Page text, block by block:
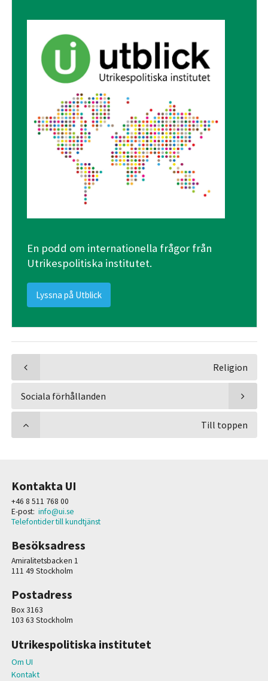
En podd om internationella frågor från
Utrikespolitiska institutet.
Lyssna på Utblick
Religion
Sociala förhållanden
Till toppen
Kontakta UI
+46 8 511 768 00
E-post: info@ui.se
Telefontider till kundtjänst
Besöksadress
Amiralitetsbacken 1
111 49 Stockholm
Postadress
Box 3163
103 63 Stockholm
Utrikespolitiska institutet
Om UI
Kontakt